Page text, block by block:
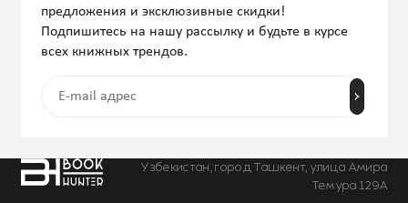
Узбекистан, город Ташкент, улица Амира
Темура 129А
предложения и эксклюзивные скидки!
Подпишитесь на нашу рассылку и будьте в курсе
всех книжных трендов.